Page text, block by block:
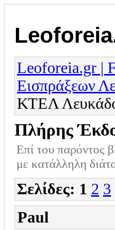
Leoforeia.gr |
Εισπράξεων
ΚΤΕΛ
Πλήρης
Επί του παρόντος
με κατάλληλη
Σελίδες: 1 2 3
Paul